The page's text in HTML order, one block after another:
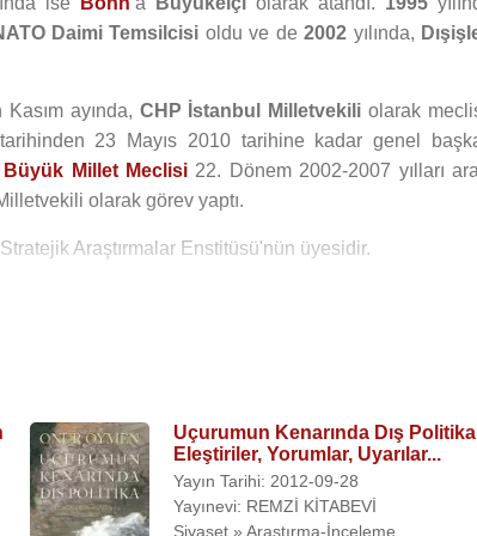
Daimi Temsilcisi oldu ve de2002 yılında,
Kasım ayında, CHP İstanbul Milletvekili olarak
23 Mayıs 2010 tarihine kadar genel
Millet Meclisi 22. Dönem 2002-2007 yılları
olarak görev yaptı.
Araştırmalar Enstitüsü'nün üyesidir.
hakim olan Öymen,
Vakfı (1995, 1996, 1997)
Uçurumun Kenarında Dış Politika
Eleştiriler, Yorumlar, Uyarılar...
Yayın Tarihi: 2012-09-28
Yayınevi: REMZİ KİTABEVİ
Siyaset » Araştırma-İnceleme